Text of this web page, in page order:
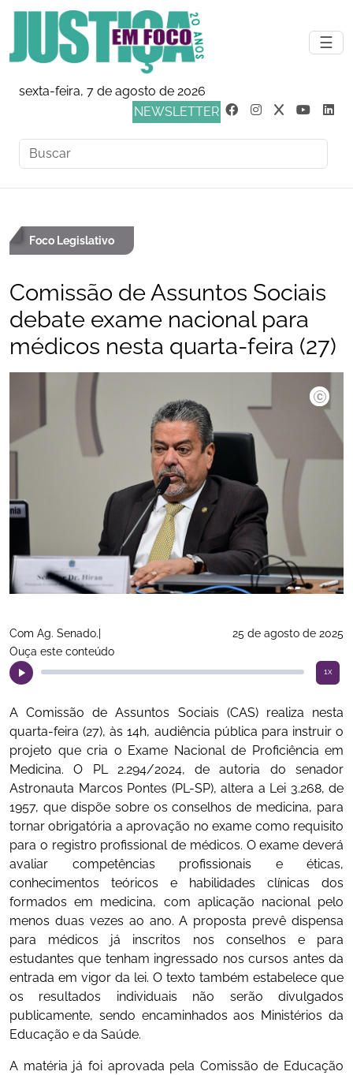
☰
sexta-feira, 7 de agosto de 2026
NEWSLETTER
Foco Legislativo
Comissão de Assuntos Sociais
debate exame nacional para
médicos nesta quarta-feira (27)
©Pedro
Com Ag. Senado.|
25 de agosto de 2025
Ouça este conteúdo
1x
A Comissão de Assuntos Sociais (CAS) realiza nesta
quarta-feira (27), às 14h, audiência pública para instruir o
projeto que cria o Exame Nacional de Proficiência em
Medicina. O PL 2.294/2024, de autoria do senador
Astronauta Marcos Pontes (PL-SP), altera a Lei 3.268, de
1957, que dispõe sobre os conselhos de medicina, para
tornar obrigatória a aprovação no exame como requisito
para o registro profissional de médicos. O exame deverá
avaliar competências profissionais e éticas,
conhecimentos teóricos e habilidades clínicas dos
formados em medicina, com aplicação nacional pelo
menos duas vezes ao ano. A proposta prevê dispensa
para médicos já inscritos nos conselhos e para
estudantes que tenham ingressado nos cursos antes da
entrada em vigor da lei. O texto também estabelece que
os resultados individuais não serão divulgados
publicamente, sendo encaminhados aos Ministérios da
Educação e da Saúde.
A matéria já foi aprovada pela Comissão de Educação